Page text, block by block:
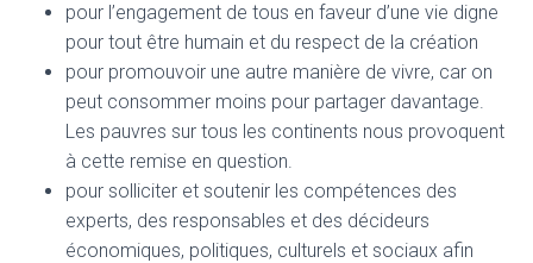
pour l’engagement de tous en faveur d’une vie digne
pour tout être humain et du respect de la création
pour promouvoir une autre manière de vivre, car on
peut consommer moins pour partager davantage.
Les pauvres sur tous les continents nous provoquent
à cette remise en question.
pour solliciter et soutenir les compétences des
experts, des responsables et des décideurs
économiques, politiques, culturels et sociaux afin